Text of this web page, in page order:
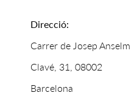
Direcció:
Carrer de Josep Anselm
Clavé, 31, 08002
Barcelona